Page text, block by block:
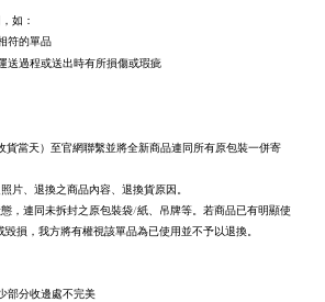
如：
符的單品
送過程或送出時有所損傷或瑕疵
貨當天）至官網聯繫並將全新商品連同所有原包裝一併寄
片、退換之商品內容、退換貨原因。
，連同未拆封之原包裝袋/紙、吊牌等。若商品已有明顯使
損，我方將有權視該單品為已使用並不予以退換。
部分收邊處不完美